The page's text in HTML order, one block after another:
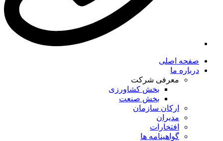
صفحه اصلی
درباره ما
معرفی شرکت
بخش کشاورزی
بخش صنعت
ارکان سازمان
مدیران
افتخارات
گواهینامه ها